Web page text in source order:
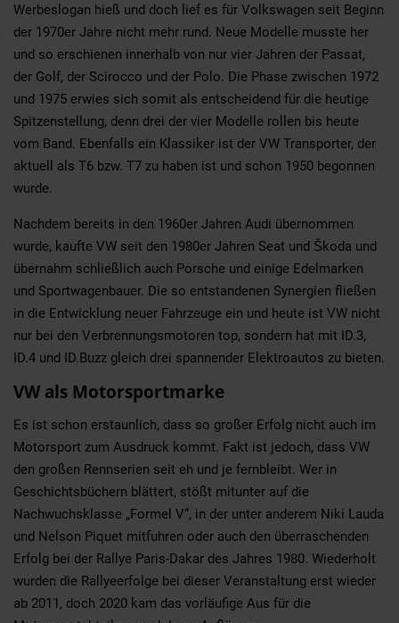
Werbeslogan hieß und doch lief es für Volkswagen seit Beginn
der 1970er Jahre nicht mehr rund. Neue Modelle musste her
und so erschienen innerhalb von nur vier Jahren der Passat,
der Golf, der Scirocco und der Polo. Die Phase zwischen 1972
und 1975 erwies sich somit als entscheidend für die heutige
Spitzenstellung, denn drei der vier Modelle rollen bis heute
vom Band. Ebenfalls ein Klassiker ist der VW Transporter, der
aktuell als T6 bzw. T7 zu haben ist und schon 1950 begonnen
wurde.
Nachdem bereits in den 1960er Jahren Audi übernommen
wurde, kaufte VW seit den 1980er Jahren Seat und Škoda und
übernahm schließlich auch Porsche und einige Edelmarken
und Sportwagenbauer. Die so entstandenen Synergien fließen
in die Entwicklung neuer Fahrzeuge ein und heute ist VW nicht
nur bei den Verbrennungsmotoren top, sondern hat mit ID.3,
ID.4 und ID.Buzz gleich drei spannender Elektroautos zu bieten.
VW als Motorsportmarke
Es ist schon erstaunlich, dass so großer Erfolg nicht auch im
Motorsport zum Ausdruck kommt. Fakt ist jedoch, dass VW
den großen Rennserien seit eh und je fernbleibt. Wer in
Geschichtsbüchern blättert, stößt mitunter auf die
Nachwuchsklasse „Formel V“, in der unter anderem Niki Lauda
und Nelson Piquet mitfuhren oder auch den überraschenden
Erfolg bei der Rallye Paris-Dakar des Jahres 1980. Wiederholt
wurden die Rallyeerfolge bei dieser Veranstaltung erst wieder
ab 2011, doch 2020 kam das vorläufige Aus für die